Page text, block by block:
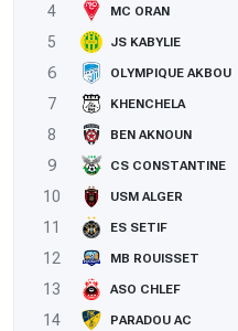
4
MC ORAN
5
JS KABYLIE
6
OLYMPIQUE AKBOU
7
KHENCHELA
8
BEN AKNOUN
9
CS CONSTANTINE
10
USM ALGER
11
ES SETIF
12
MB ROUISSET
13
ASO CHLEF
14
PARADOU AC